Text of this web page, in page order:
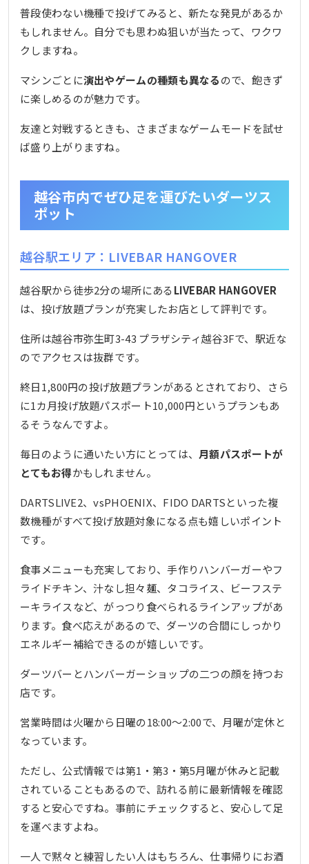
普段使わない機種で投げてみると、新たな発見があるか
もしれません。自分でも思わぬ狙いが当たって、ワクワ
クしますね。
マシンごとに演出やゲームの種類も異なるので、飽きず
に楽しめるのが魅力です。
友達と対戦するときも、さまざまなゲームモードを試せ
ば盛り上がりますね。
越谷市内でぜひ足を運びたいダーツス
ポット
越谷駅エリア：LIVEBAR HANGOVER
越谷駅から徒歩2分の場所にある LIVEBAR HANGOVER
は、投げ放題プランが充実したお店として評判です。
住所は越谷市弥生町3-43 プラザシティ越谷3Fで、駅近な
のでアクセスは抜群です。
終日1,800円の投げ放題プランがあるとされており、さら
に1カ月投げ放題パスポート10,000円というプランもあ
るそうなんですよ。
毎日のように通いたい方にとっては、 月額パスポートが
とてもお得かもしれません。
DARTSLIVE2、vsPHOENIX、FIDO DARTSといった複
数機種がすべて投げ放題対象になる点も嬉しいポイント
です。
食事メニューも充実しており、手作りハンバーガーやフ
ライドチキン、汁なし担々麺、タコライス、ビーフステ
ーキライスなど、がっつり食べられるラインアップがあ
ります。食べ応えがあるので、ダーツの合間にしっかり
エネルギー補給できるのが嬉しいです。
ダーツバーとハンバーガーショップの二つの顔を持つお
店です。
営業時間は火曜から日曜の18:00〜2:00で、月曜が定休と
なっています。
ただし、公式情報では第1・第3・第5月曜が休みと記載
されていることもあるので、訪れる前に最新情報を確認
すると安心ですね。事前にチェックすると、安心して足
を運べますよね。
一人で黙々と練習したい人はもちろん、仕事帰りにお酒